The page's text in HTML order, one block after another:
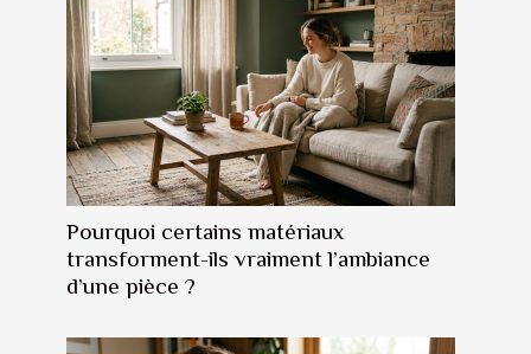
Pourquoi certains matériaux
transforment-ils vraiment l’ambiance
d’une pièce ?